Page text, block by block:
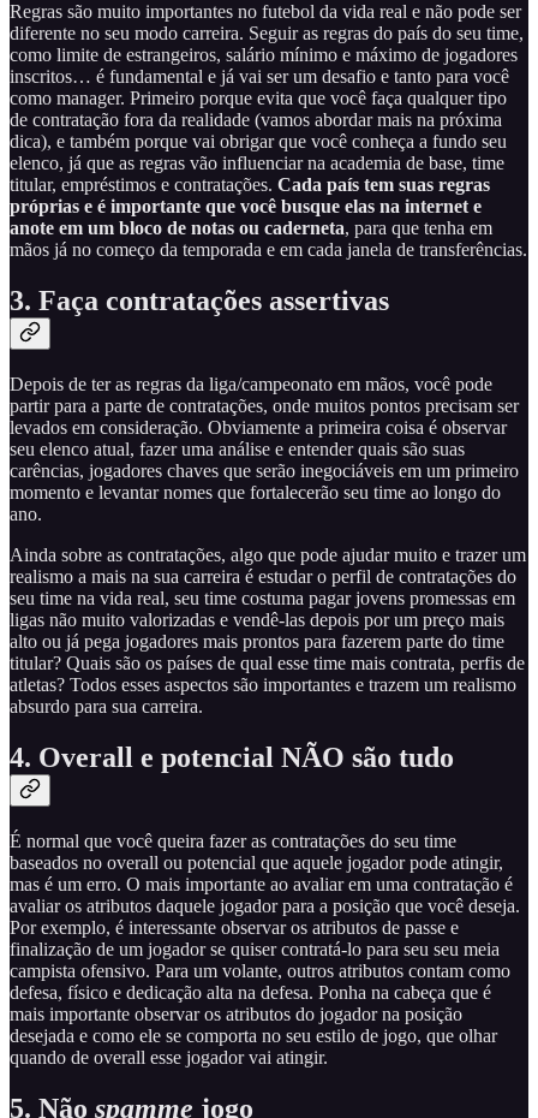
Regras são muito importantes no futebol da vida real e não pode ser
diferente no seu modo carreira. Seguir as regras do país do seu time,
como limite de estrangeiros, salário mínimo e máximo de jogadores
inscritos… é fundamental e já vai ser um desafio e tanto para você
como manager. Primeiro porque evita que você faça qualquer tipo
de contratação fora da realidade (vamos abordar mais na próxima
dica), e também porque vai obrigar que você conheça a fundo seu
elenco, já que as regras vão influenciar na academia de base, time
titular, empréstimos e contratações. Cada país tem suas regras
próprias e é importante que você busque elas na internet e
anote em um bloco de notas ou caderneta, para que tenha em
mãos já no começo da temporada e em cada janela de transferências.
3. Faça contratações assertivas
Depois de ter as regras da liga/campeonato em mãos, você pode
partir para a parte de contratações, onde muitos pontos precisam ser
levados em consideração. Obviamente a primeira coisa é observar
seu elenco atual, fazer uma análise e entender quais são suas
carências, jogadores chaves que serão inegociáveis em um primeiro
momento e levantar nomes que fortalecerão seu time ao longo do
ano.
Ainda sobre as contratações, algo que pode ajudar muito e trazer um
realismo a mais na sua carreira é estudar o perfil de contratações do
seu time na vida real, seu time costuma pagar jovens promessas em
ligas não muito valorizadas e vendê-las depois por um preço mais
alto ou já pega jogadores mais prontos para fazerem parte do time
titular? Quais são os países de qual esse time mais contrata, perfis de
atletas? Todos esses aspectos são importantes e trazem um realismo
absurdo para sua carreira.
4. Overall e potencial NÃO são tudo
É normal que você queira fazer as contratações do seu time
baseados no overall ou potencial que aquele jogador pode atingir,
mas é um erro. O mais importante ao avaliar em uma contratação é
avaliar os atributos daquele jogador para a posição que você deseja.
Por exemplo, é interessante observar os atributos de passe e
finalização de um jogador se quiser contratá-lo para seu seu meia
campista ofensivo. Para um volante, outros atributos contam como
defesa, físico e dedicação alta na defesa. Ponha na cabeça que é
mais importante observar os atributos do jogador na posição
desejada e como ele se comporta no seu estilo de jogo, que olhar
quando de overall esse jogador vai atingir.
5. Não spamme jogo